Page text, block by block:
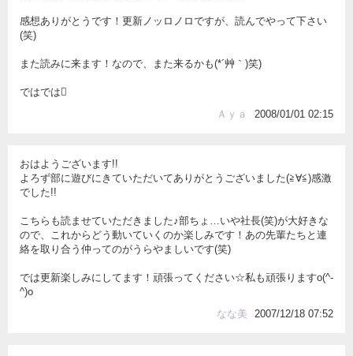
感想ありがとうです！更新ノッロノロですが、読んでやって下さい
(笑)
また読みに来ます！なので、また来るかも(*´艸｀)笑)
ではでは
Ａｙａ
2008/01/01 02:15
おはようございます!!
よろず部に遊びにきていただいてありがとうございました(≧∀≦)感激
でした!!
こちらも読ませていただきました♪部ちょ…いや社長(笑)が大好きな
ので、これからどう動いていくのか楽しみです！あの先輩たちと連
絡を取り合う仲ってのがうらやましいです(笑)
では更新楽しみにしてます！頑張ってください☆私も頑張りますo(^-
^)o
なな美
2007/12/18 07:52